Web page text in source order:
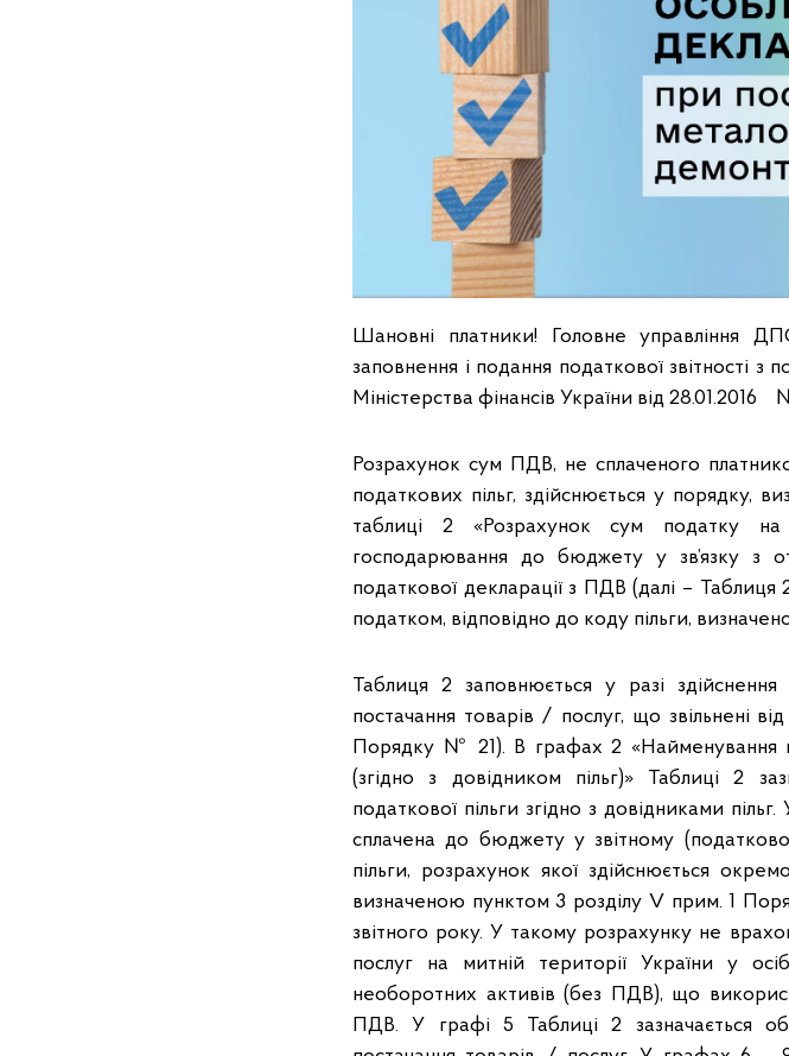
Шановні платники! Головне управління
заповнення і подання податкової звітності
Міністерства фінансів України від 28.01.2016
Розрахунок сум ПДВ, не сплаченого
податкових пільг, здійснюється у
таблиці 2 «Розрахунок сум податку на
господарювання до бюджету у зв’язку з
податкової декларації з ПДВ (далі – Таблиця
податком, відповідно до коду пільги,
Таблиця 2 заповнюється у разі
постачання товарів / послуг, що звільнені
Порядку № 21). В графах 2 «Найменування
(згідно з довідником пільг)» Таблиці 2
податкової пільги згідно з довідниками
сплачена до бюджету у звітному
пільги, розрахунок якої здійснюється
визначеною пунктом 3 розділу V прим. 1
звітного року. У такому розрахунку не
послуг на митній території України у
необоротних активів (без ПДВ), що
ПДВ. У графі 5 Таблиці 2 зазначається